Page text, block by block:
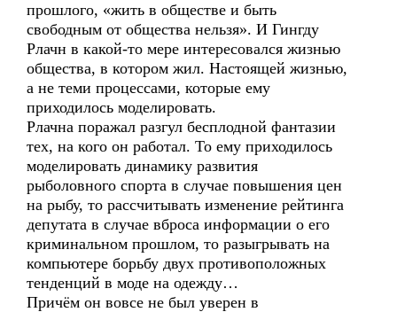
прошлого, «жить в обществе и быть
свободным от общества нельзя». И Гингду
Рлачн в какой-то мере интересовался жизнью
общества, в котором жил. Настоящей жизнью,
а не теми процессами, которые ему
приходилось моделировать.
Рлачна поражал разгул бесплодной фантазии
тех, на кого он работал. То ему приходилось
моделировать динамику развития
рыболовного спорта в случае повышения цен
на рыбу, то рассчитывать изменение рейтинга
депутата в случае вброса информации о его
криминальном прошлом, то разыгрывать на
компьютере борьбу двух противоположных
тенденций в моде на одежду…
Причём он вовсе не был уверен в